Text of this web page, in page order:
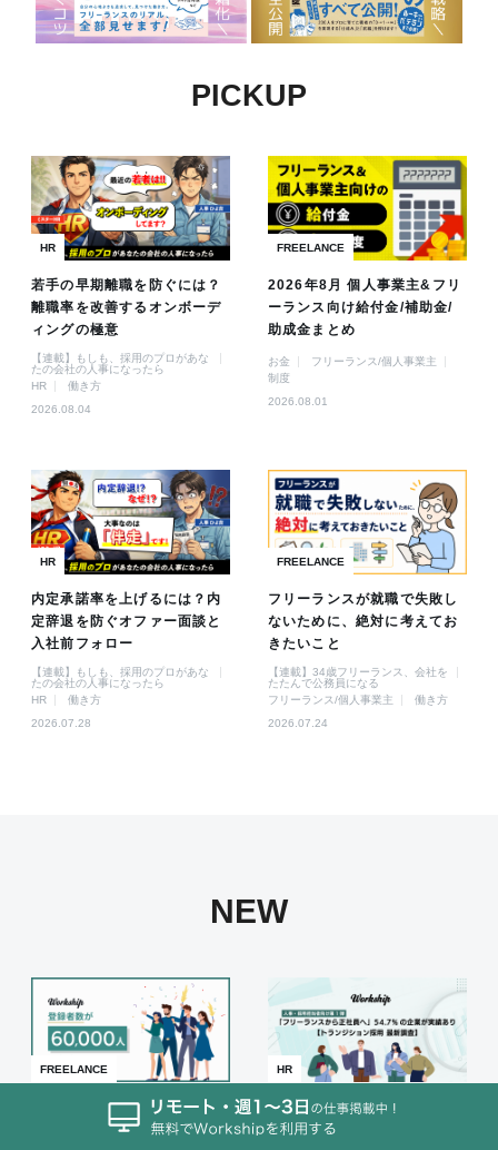
PICKUP
HR
若手の早期離職を防ぐには？
離職率を改善するオンボーデ
ィングの極意
【連載】もしも、採用のプロがあな
たの会社の人事になったら
HR
働き方
2026.08.04
FREELANCE
2026年8月 個人事業主&フリ
ーランス向け給付金/補助金/
助成金まとめ
お金
フリーランス/個人事業主
制度
2026.08.01
HR
内定承諾率を上げるには？内
定辞退を防ぐオファー面談と
入社前フォロー
【連載】もしも、採用のプロがあな
たの会社の人事になったら
HR
働き方
2026.07.28
FREELANCE
フリーランスが就職で失敗し
ないために、絶対に考えてお
きたいこと
【連載】34歳フリーランス、会社を
たたんで公務員になる
フリーランス/個人事業主
働き方
2026.07.24
NEW
FREELANCE
フリーランス・副業人材専門
の案件検索プラットフォーム
HR
「フリーランスから正社員
へ」54.7%の企業が実績あり